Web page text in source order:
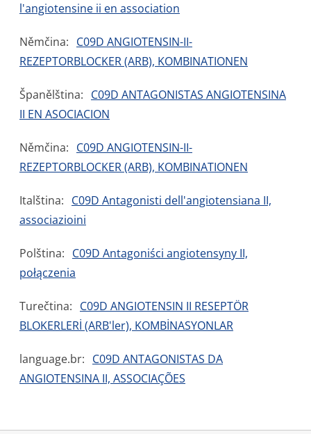
l'angiotensine ii en association
Němčina: C09D ANGIOTENSIN-II-
REZEPTORBLOCKER (ARB), KOMBINATIONEN
Španělština: C09D ANTAGONISTAS ANGIOTENSINA
II EN ASOCIACION
Němčina: C09D ANGIOTENSIN-II-
REZEPTORBLOCKER (ARB), KOMBINATIONEN
Italština: C09D Antagonisti dell'angiotensiana II,
associazioini
Polština: C09D Antagoniści angiotensyny II,
połączenia
Turečtina: C09D ANGIOTENSIN II RESEPTÖR
BLOKERLERİ (ARB'ler), KOMBİNASYONLAR
language.br: C09D ANTAGONISTAS DA
ANGIOTENSINA II, ASSOCIAÇÕES